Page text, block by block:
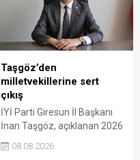
Taşgöz’den
milletvekillerine sert
çıkış
İYİ Parti Giresun İl Başkanı
İnan Taşgöz, açıklanan 2026
yılı fındık alım fiyatı
üzerinden iktidar
08.08.2026